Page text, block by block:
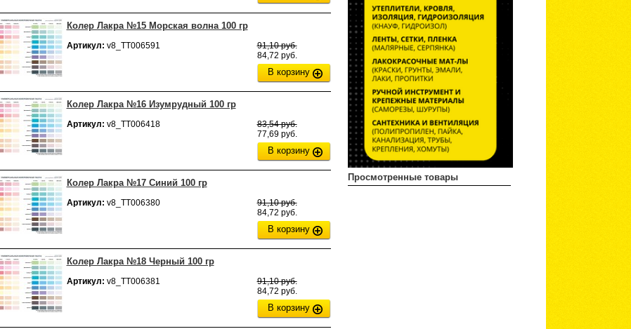
Просмотренные товары
Колер Лакра №15 Морская волна 100 гр
Артикул: v8_ТТ006591
91,10 руб.
84,72 руб.
В корзину
Колер Лакра №16 Изумрудный 100 гр
Артикул: v8_ТТ006418
83,54 руб.
77,69 руб.
В корзину
Колер Лакра №17 Синий 100 гр
Артикул: v8_ТТ006380
91,10 руб.
84,72 руб.
В корзину
Колер Лакра №18 Черный 100 гр
Артикул: v8_ТТ006381
91,10 руб.
84,72 руб.
В корзину